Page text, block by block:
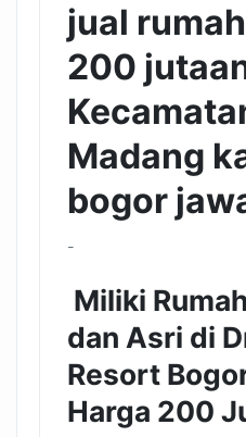
jual
200
Madang
bogor
-
Miliki
dan Asri di
Resort
Harga 200